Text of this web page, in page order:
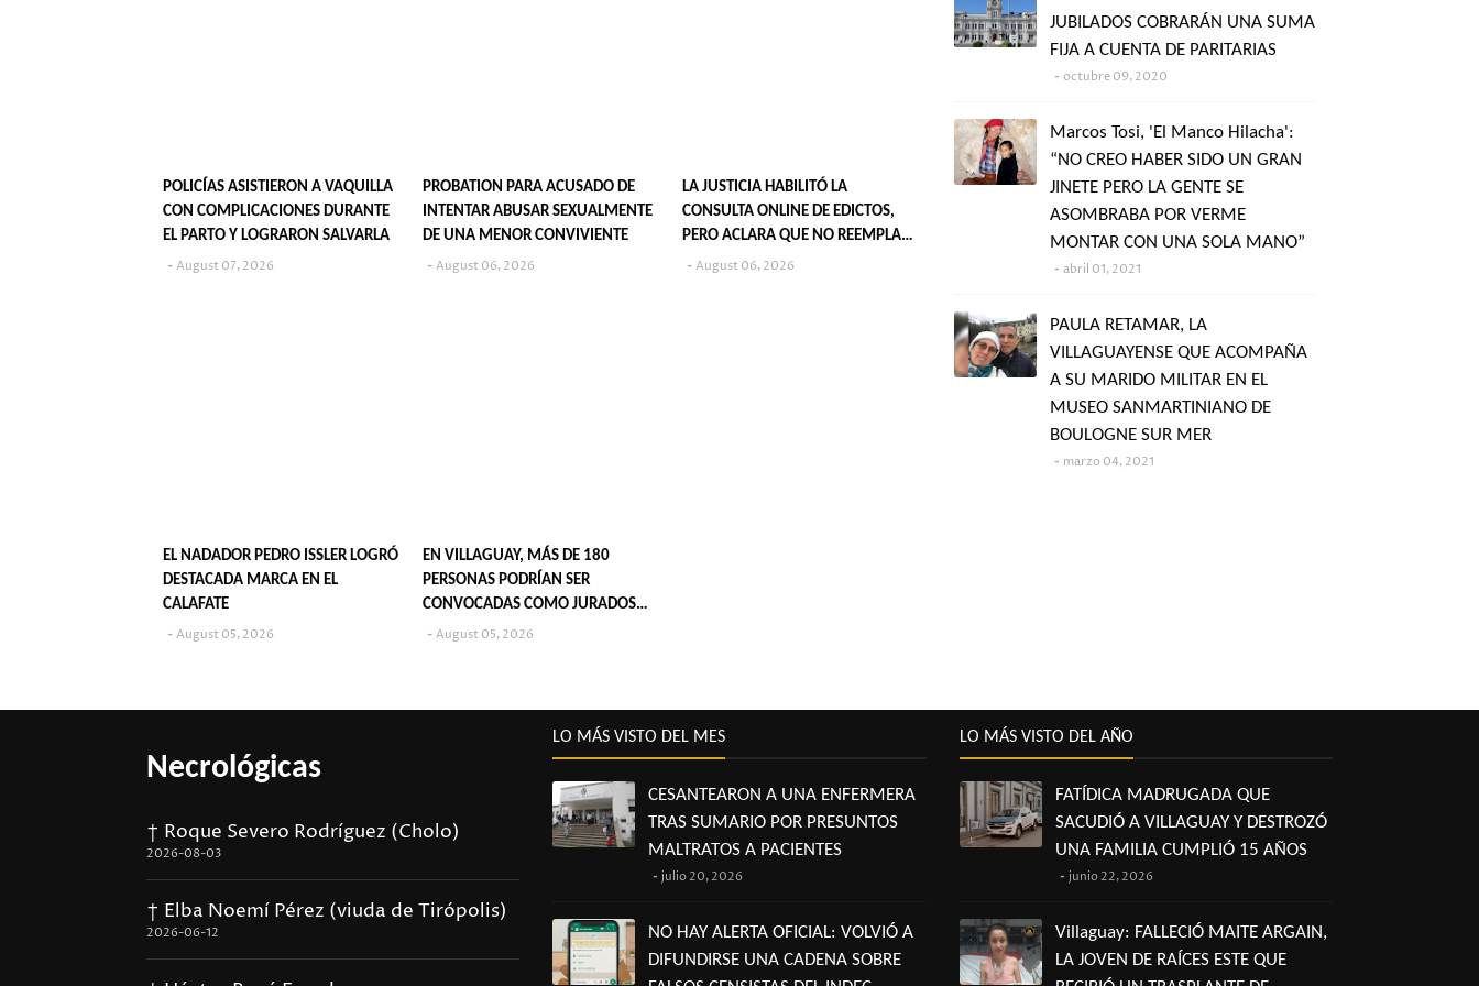
POLICÍAS ASISTIERON A VAQUILLA
CON COMPLICACIONES DURANTE
EL PARTO Y LOGRARON SALVARLA
August 07, 2026
PROBATION PARA ACUSADO DE
INTENTAR ABUSAR SEXUALMENTE
DE UNA MENOR CONVIVIENTE
August 06, 2026
LA JUSTICIA HABILITÓ LA
CONSULTA ONLINE DE EDICTOS,
PERO ACLARA QUE NO REEMPLAZA
SU PUBLICACIÓN EN DIARIOS
August 06, 2026
EL NADADOR PEDRO ISSLER LOGRÓ
DESTACADA MARCA EN EL
CALAFATE
August 05, 2026
EN VILLAGUAY, MÁS DE 180
PERSONAS PODRÍAN SER
CONVOCADAS COMO JURADOS
POPULARES EN 2027
August 05, 2026
JUBILADOS COBRARÁN UNA SUMA
FIJA A CUENTA DE PARITARIAS
octubre 09, 2020
Marcos Tosi, 'El Manco Hilacha':
“NO CREO HABER SIDO UN GRAN
JINETE PERO LA GENTE SE
ASOMBRABA POR VERME
MONTAR CON UNA SOLA MANO”
abril 01, 2021
PAULA RETAMAR, LA
VILLAGUAYENSE QUE ACOMPAÑA
A SU MARIDO MILITAR EN EL
MUSEO SANMARTINIANO DE
BOULOGNE SUR MER
marzo 04, 2021
Necrológicas
† Roque Severo Rodríguez (Cholo)
2026-08-03
† Elba Noemí Pérez (viuda de Tirópolis)
2026-06-12
LO MÁS VISTO DEL MES
CESANTEARON A UNA ENFERMERA
TRAS SUMARIO POR PRESUNTOS
MALTRATOS A PACIENTES
julio 20, 2026
NO HAY ALERTA OFICIAL: VOLVIÓ A
DIFUNDIRSE UNA CADENA SOBRE
LO MÁS VISTO DEL AÑO
FATÍDICA MADRUGADA QUE
SACUDIÓ A VILLAGUAY Y DESTROZÓ
UNA FAMILIA CUMPLIÓ 15 AÑOS
junio 22, 2026
Villaguay: FALLECIÓ MAITE ARGAIN,
LA JOVEN DE RAÍCES ESTE QUE